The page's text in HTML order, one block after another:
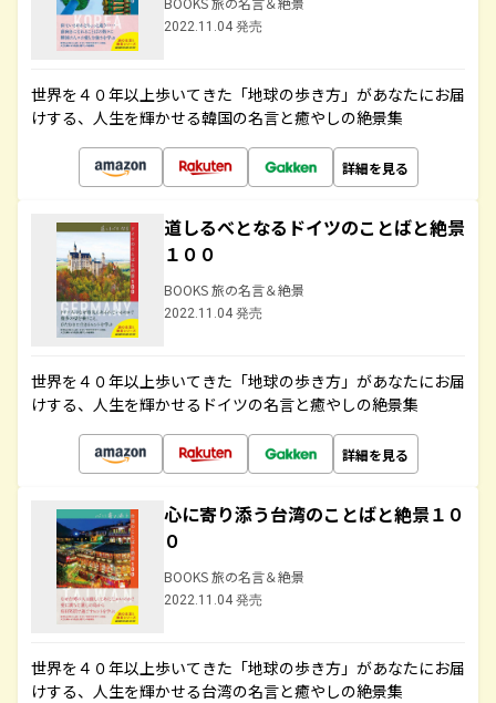
2022.11.04 発売
世界を４０年以上歩いてきた「地球の歩き方」があなたにお届
けする、人生を輝かせる韓国の名言と癒やしの絶景集
詳細を見る
道しるべとなるドイツのことばと絶景
１００
BOOKS 旅の名言＆絶景
2022.11.04 発売
世界を４０年以上歩いてきた「地球の歩き方」があなたにお届
けする、人生を輝かせるドイツの名言と癒やしの絶景集
詳細を見る
心に寄り添う台湾のことばと絶景１０
０
BOOKS 旅の名言＆絶景
2022.11.04 発売
世界を４０年以上歩いてきた「地球の歩き方」があなたにお届
けする、人生を輝かせる台湾の名言と癒やしの絶景集